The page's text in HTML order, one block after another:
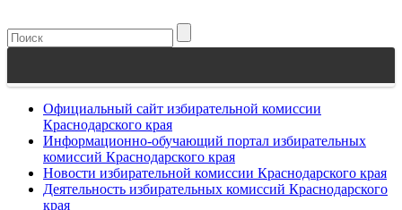
Официальный сайт избирательной комиссии
Краснодарского края
Информационно-обучающий портал избирательных
комиссий Краснодарского края
Новости избирательной комиссии Краснодарского края
Деятельность избирательных комиссий Краснодарского
края